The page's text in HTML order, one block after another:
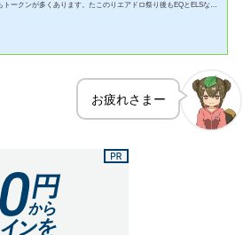
トークンが多くあります。たこのりエアドロ祭り後もEQとELSなど
るよそこで、海外取引所を...
お疲れさまー